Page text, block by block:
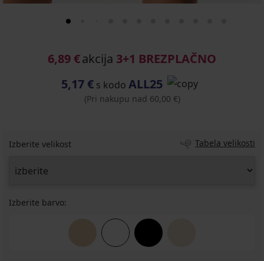
6,89 €akcija 3+1 BREZPLAČNO
5,17 € s kodo ALL25
(Pri nakupu nad 60,00 €)
Izberite velikost Tabela velikosti
Izberite barvo: